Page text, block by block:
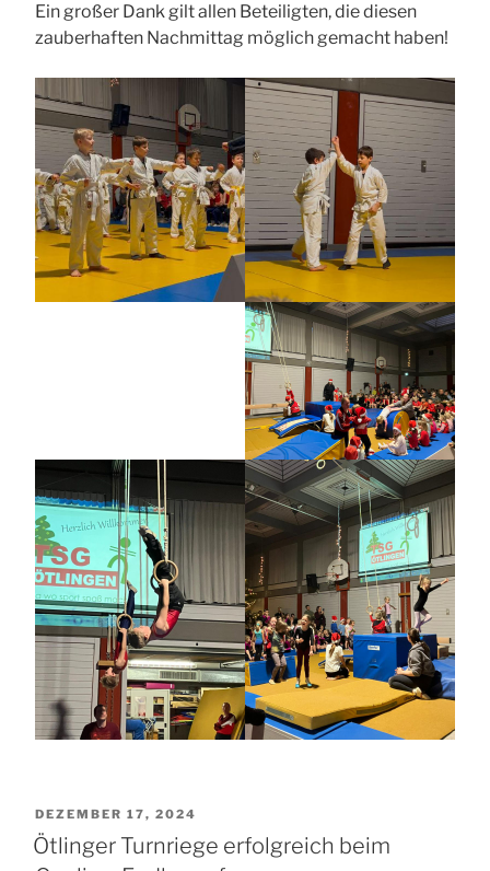
Ein großer Dank gilt allen Beteiligten, die diesen
zauberhaften Nachmittag möglich gemacht haben!
VERÖFFENTLICHT
AM
DEZEMBER 17, 2024
Ötlinger Turnriege erfolgreich beim